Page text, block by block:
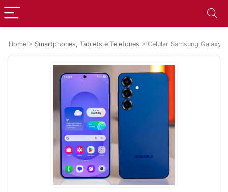
Home > Smartphones, Tablets e Telefones > Celular Samsung Galaxy